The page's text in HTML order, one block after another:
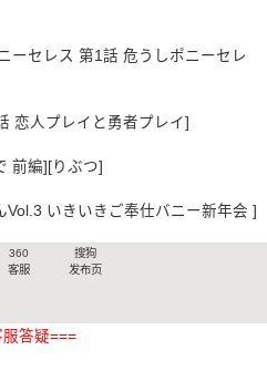
ーセレス 第1話 危うしポニーセレ
恋人プレイと勇者プレイ]
前編][りぶつ]
いきいきご奉仕バニー新年会 ]
360
搜狗
客服 发布页
服答疑===